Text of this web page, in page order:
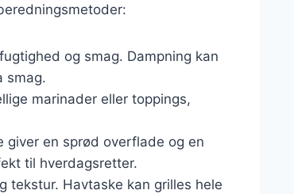
og smag. Dampning kan
smag.
marinader eller toppings,
giver en sprød overflade og en
til hverdagsretter.
tekstur. Havtaske kan grilles hele